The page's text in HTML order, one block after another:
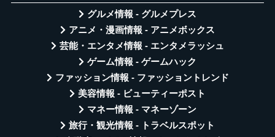
グルメ情報 - グルメプレス
アニメ・漫画情報 - アニメボックス
芸能・エンタメ情報 - エンタメラッシュ
ゲーム情報 - ゲームハック
ファッション情報 - ファッショントレンド
美容情報 - ビューティーポスト
マネー情報 - マネーゾーン
旅行・観光情報 - トラベルスポット